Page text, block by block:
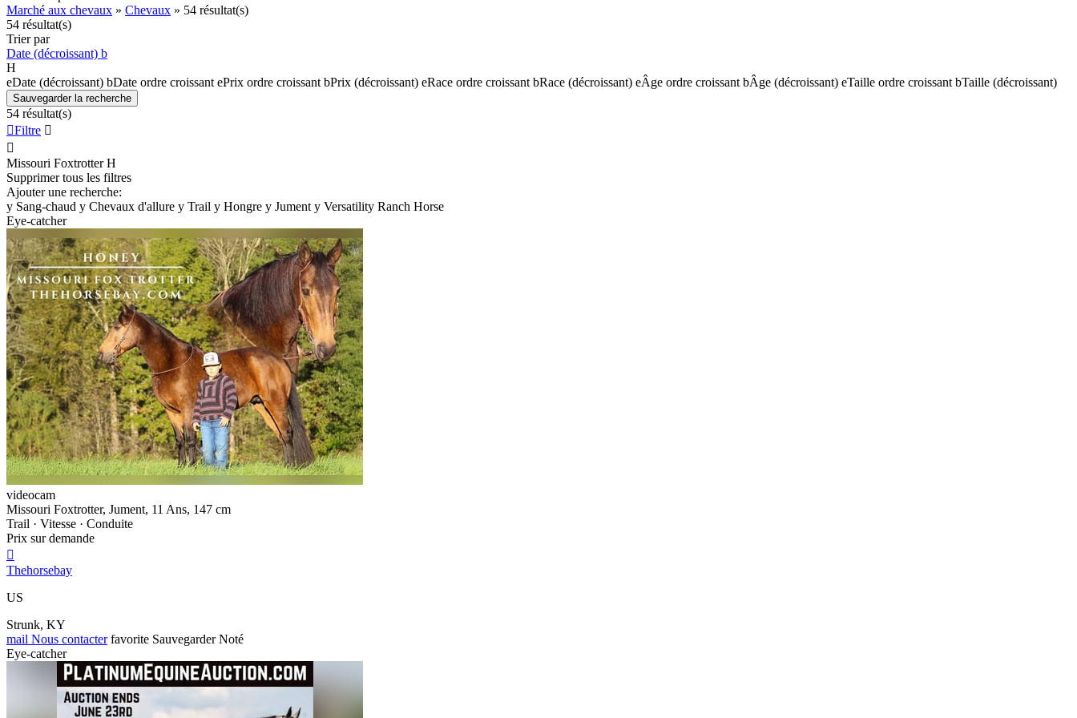
Marché aux chevaux » Chevaux » 54 résultat(s)
54 résultat(s)
Trier par
Date (décroissant) b
H
eDate (décroissant) bDate ordre croissant ePrix ordre croissant bPrix (décroissant) eRace ordre croissant bRace (décroissant) eÂge ordre croissant bÂge (décroissant) eTaille ordre croissant bTaille (décroissant)
Sauvegarder la recherche
54 résultat(s)
Filtre 

Missouri Foxtrotter H
Supprimer tous les filtres
Ajouter une recherche:
y Sang-chaud y Chevaux d'allure y Trail y Hongre y Jument y Versatility Ranch Horse
Eye-catcher
videocam
Missouri Foxtrotter, Jument, 11 Ans, 147 cm
Trail · Vitesse · Conduite
Prix sur demande

Thehorsebay
US
Strunk, KY
mail Nous contacter favorite Sauvegarder Noté
Eye-catcher